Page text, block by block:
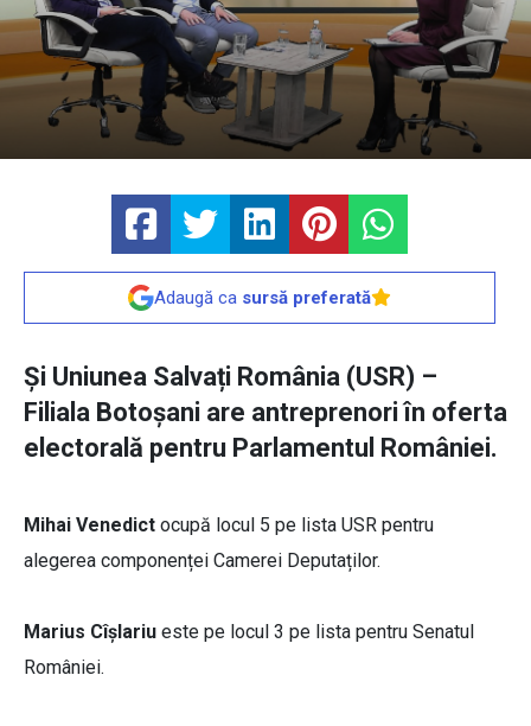
Adaugă ca sursă preferată
Și Uniunea Salvați România (USR) –
Filiala Botoșani are antreprenori în oferta
electorală pentru Parlamentul României.
Mihai Venedict ocupă locul 5 pe lista USR pentru
alegerea componenței Camerei Deputaților.
Marius Cîșlariu este pe locul 3 pe lista pentru Senatul
României.